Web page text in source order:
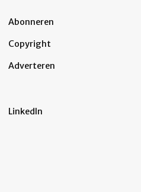
Abonneren
Copyright
Adverteren
LinkedIn